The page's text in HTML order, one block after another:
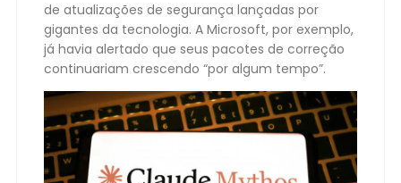
de atualizações de segurança lançadas por
gigantes da tecnologia. A Microsoft, por exemplo,
já havia alertado que seus pacotes de correção
continuariam crescendo “por algum tempo”.